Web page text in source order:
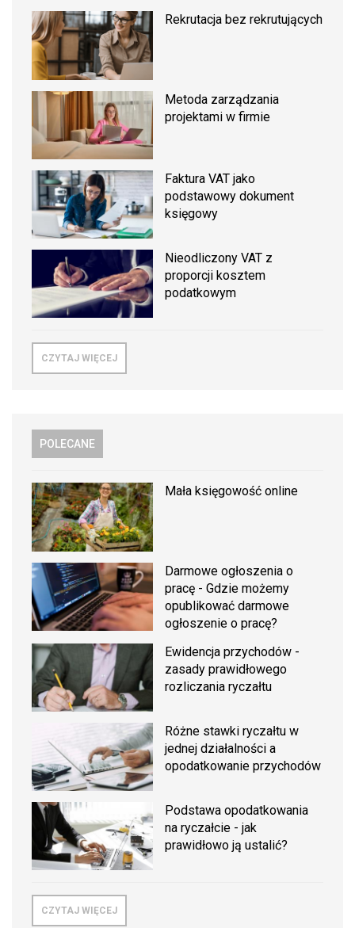
Rekrutacja bez rekrutujących
Metoda zarządzania
projektami w firmie
Faktura VAT jako
podstawowy dokument
księgowy
Nieodliczony VAT z
proporcji kosztem
podatkowym
CZYTAJ WIĘCEJ
POLECANE
Mała księgowość online
Darmowe ogłoszenia o
pracę - Gdzie możemy
opublikować darmowe
ogłoszenie o pracę?
Ewidencja przychodów -
zasady prawidłowego
rozliczania ryczałtu
Różne stawki ryczałtu w
jednej działalności a
opodatkowanie przychodów
Podstawa opodatkowania
na ryczałcie - jak
prawidłowo ją ustalić?
CZYTAJ WIĘCEJ